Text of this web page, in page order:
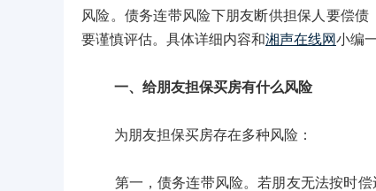
风险。债务连带风险下朋友断供担保人要偿
要谨慎评估。具体详细内容和湘声在线网小编
一、给朋友担保买房有什么风险
为朋友担保买房存在多种风险：
第一，债务连带风险。若朋友无法按时偿